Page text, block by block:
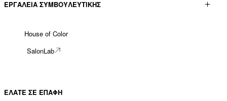
ΕΡΓΑΛΕΊΑ ΣΥΜΒΟΥΛΕΥΤΙΚΉΣ
House of Color
SalonLab
ΕΛΑΤΕ ΣΕ ΕΠΑΦΗ